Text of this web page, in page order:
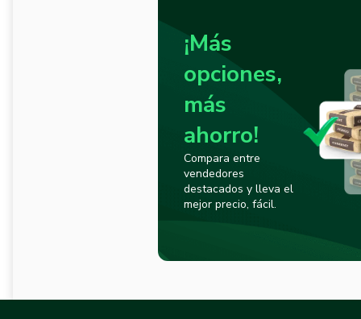
¡Más
opciones,
más
ahorro!
Compara entre
vendedores
destacados y lleva el
mejor precio, fácil.